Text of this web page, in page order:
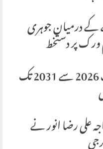
درمیان جوہری
پر دستخط
معاہدے کے تحت فریم ورک 2026 سے 2031 تک
علی رضا انور نے